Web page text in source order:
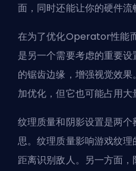
面，同时还能让你的硬件流
在为了优化Operator性能
是另一个需要考虑的重要
的锯齿边缘，增强视觉效
加优化，但它也可能占用大
纹理质量和阴影设置是两
思。纹理质量影响游戏纹
距离识别敌人。另一方面